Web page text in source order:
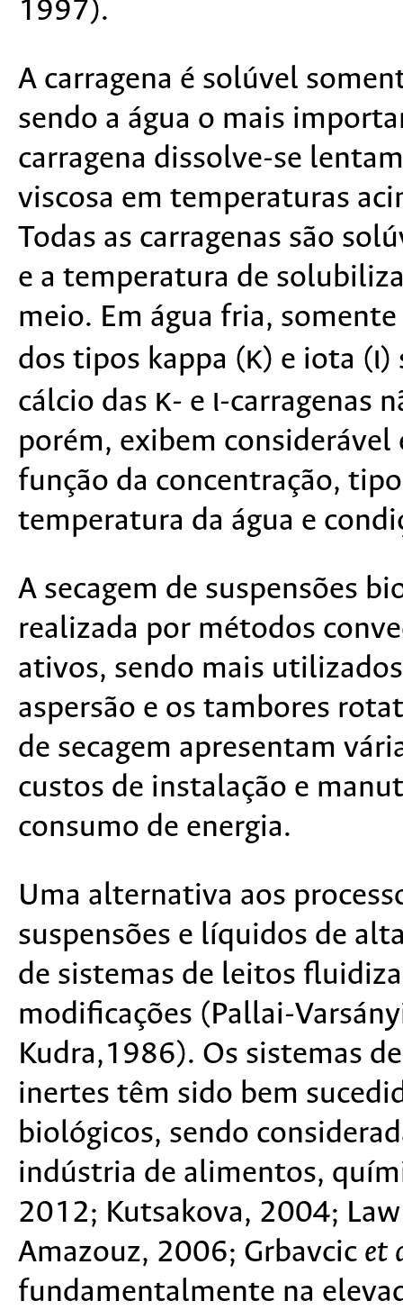
1997).
A carragena é solúvel
sendo a água o mais
carragena dissolve-se
viscosa em temperaturas
Todas as carragenas são
e a temperatura de
meio. Em água fria,
dos tipos kappa (κ) e iota
cálcio das κ- e ι-carragenas
porém, exibem
função da concentração,
temperatura da água e
A secagem de suspensões
realizada por métodos
ativos, sendo mais
aspersão e os tambores
de secagem apresentam
custos de instalação e
consumo de energia.
Uma alternativa aos
suspensões e líquidos de
de sistemas de leitos
modificações (Pallai-
Kudra,1986). Os sistemas
inertes têm sido bem
biológicos, sendo
indústria de alimentos,
2012; Kutsakova, 2004;
Amazouz, 2006; Grbavcic et
fundamentalmente na